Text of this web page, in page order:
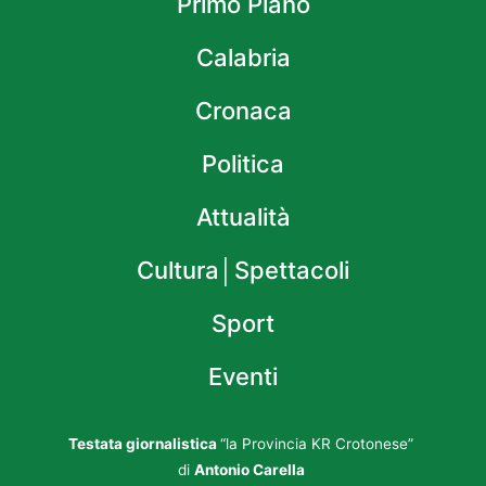
Calabria
Cronaca
Politica
Attualità
Cultura│Spettacoli
Sport
Eventi
Testata giornalistica “la Provincia KR Crotonese”
di Antonio Carella